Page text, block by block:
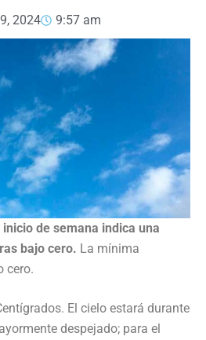
2024 9:57 am
de semana indica una
bajo cero. La mínima
cero.
El cielo estará durante
despejado; para el